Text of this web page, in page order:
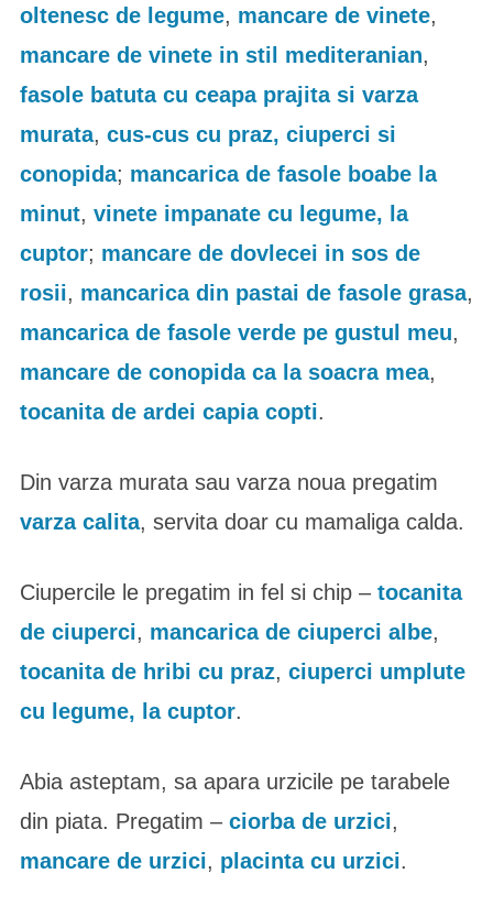
oltenesc de legume, mancare de vinete,
mancare de vinete in stil mediteranian,
fasole batuta cu ceapa prajita si varza
murata, cus-cus cu praz, ciuperci si
conopida; mancarica de fasole boabe la
minut, vinete impanate cu legume, la
cuptor; mancare de dovlecei in sos de
rosii, mancarica din pastai de fasole grasa,
mancarica de fasole verde pe gustul meu,
mancare de conopida ca la soacra mea,
tocanita de ardei capia copti.
Din varza murata sau varza noua pregatim
varza calita, servita doar cu mamaliga calda.
Ciupercile le pregatim in fel si chip – tocanita
de ciuperci, mancarica de ciuperci albe,
tocanita de hribi cu praz, ciuperci umplute
cu legume, la cuptor.
Abia asteptam, sa apara urzicile pe tarabele
din piata. Pregatim – ciorba de urzici,
mancare de urzici, placinta cu urzici.